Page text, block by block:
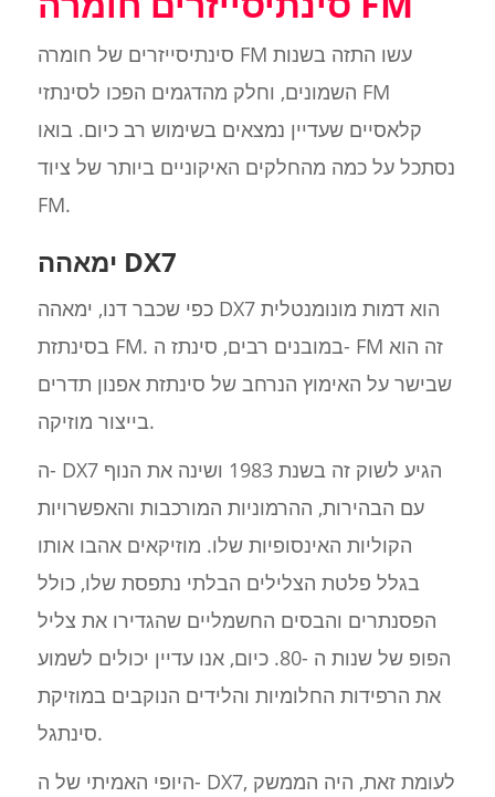
סינתיסייזרים של חומרה FM עשו התזה בשנות
השמונים, וחלק מהדגמים הפכו לסינתזי FM
קלאסיים שעדיין נמצאים בשימוש רב כיום. בואו
נסתכל על כמה מהחלקים האיקוניים ביותר של ציוד
FM.
ימאהה DX7
כפי שכבר דנו, ימאהה DX7 הוא דמות מונומנטלית
בסינתזת FM. במובנים רבים, סינתז ה- FM זה הוא
שבישר על האימוץ הנרחב של סינתזת אפנון תדרים
בייצור מוזיקה.
ה- DX7 הגיע לשוק זה בשנת 1983 ושינה את הנוף
עם הבהירות, ההרמוניות המורכבות והאפשרויות
הקוליות האינסופיות שלו. מוזיקאים אהבו אותו
בגלל פלטת הצלילים הבלתי נתפסת שלו, כולל
הפסנתרים והבסים החשמליים שהגדירו את צליל
הפופ של שנות ה -80. כיום, אנו עדיין יכולים לשמוע
את הרפידות החלומיות והלידים הנוקבים במוזיקת
סינתגל.
היופי האמיתי של ה- DX7, לעומת זאת, היה הממשק